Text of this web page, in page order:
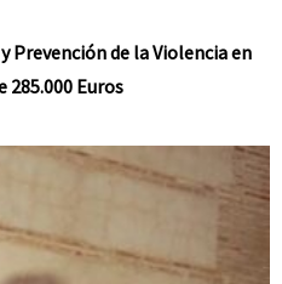
Prevención de la Violencia en
285.000 Euros